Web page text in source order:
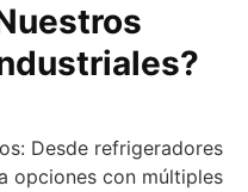
Desde refrigeradores
opciones con múltiples